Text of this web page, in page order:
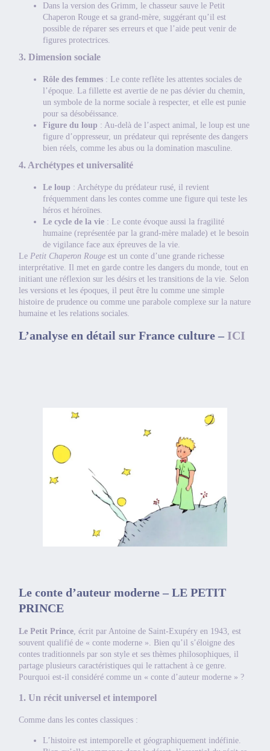
Dans la version des Grimm, le chasseur sauve le Petit
Chaperon Rouge et sa grand-mère, suggérant qu’il est
possible de réparer ses erreurs et que l’aide peut venir de
figures protectrices.
3. Dimension sociale
Rôle des femmes: Le conte reflète les attentes sociales de
l’époque. La fillette est avertie de ne pas dévier du chemin,
un symbole de la norme sociale à respecter, et elle est punie
pour sa désobéissance.
Figure du loup : Au-delà de l’aspect animal, le loup est une
figure d’oppresseur, un prédateur qui représente des dangers
bien réels, comme les abus ou la domination masculine.
4. Archétypes et universalité
Le loup : Archétype du prédateur rusé, il revient
fréquemment dans les contes comme une figure qui teste les
héros et héroïnes.
Le cycle de la vie: Le conte évoque aussi la fragilité
humaine (représentée par la grand-mère malade) et le besoin
de vigilance face aux épreuves de la vie.
Le Petit Chaperon Rougeest un conte d’une grande richesse
interprétative. Il met en garde contre les dangers du monde, tout en
initiant une réflexion sur les désirs et les transitions de la vie. Selon
les versions et les époques, il peut être lu comme une simple
histoire de prudence ou comme une parabole complexe sur la nature
humaine et les relations sociales.
L’analyse en détail sur France culture – ICI
Le conte d’auteur moderne – LE PETIT
PRINCE
Le Petit Prince, écrit par Antoine de Saint-Exupéry en 1943, est
souvent qualifié de « conte moderne ». Bien qu’il s’éloigne des
contes traditionnels par son style et ses thèmes philosophiques, il
partage plusieurs caractéristiques qui le rattachent à ce genre.
Pourquoi est-il considéré comme un « conte d’auteur moderne » ?
1. Un récit universel et intemporel
Comme dans les contes classiques :
L’histoire est intemporelle et géographiquement indéfinie.